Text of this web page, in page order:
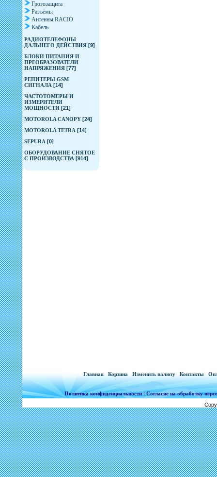
Грозозащита
Разъёмы
Антенны RACIO
Кабель
РАДИОТЕЛЕФОНЫ
ДАЛЬНЕГО ДЕЙСТВИЯ [9]
БЛОКИ ПИТАНИЯ И
ПРЕОБРАЗОВАТЕЛИ
НАПРЯЖЕНИЯ [77]
РЕПИТЕРЫ GSM
СИГНАЛА [14]
ЧАСТОТОМЕРЫ И
ИЗМЕРИТЕЛИ
МОЩНОСТИ [21]
MOTOROLA CANOPY [24]
MOTOROLA TETRA [14]
SEPURA [0]
ОБОРУДОВАНИЕ СНЯТОЕ
С ПРОИЗВОДСТВА [914]
Главная| Корзина Изменить валюту Контакты
Политика конфиденциальности|Согласие на обработку